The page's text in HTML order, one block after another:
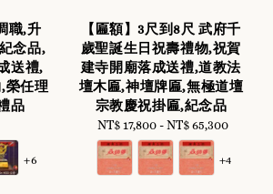
職,升
念品,
送禮,
榮任理
品
+6
【匾額】3尺到8尺 武府千
歲聖誕生日祝壽禮物,祝賀
建寺開廟落成送禮,道教法
壇木匾,神壇牌匾,無極道壇
宗教慶祝掛匾,紀念品
Regular
price
NT$ 17,800 -NT$ 65,300
+4